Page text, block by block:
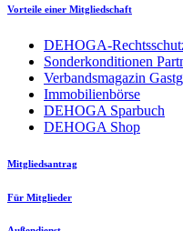
Vorteile einer Mitgliedschaft
DEHOGA-
Sonderkonditionen
Verbandsmagazin
Immobilienbörse
DEHOGA Sparbuch
DEHOGA Shop
Mitgliedsantrag
Für Mitglieder